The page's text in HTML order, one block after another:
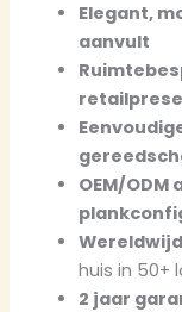
Elegant,
aanvult
OEM/
huis in 50+
2 jaar